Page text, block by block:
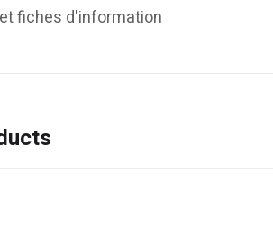
fiches d'information